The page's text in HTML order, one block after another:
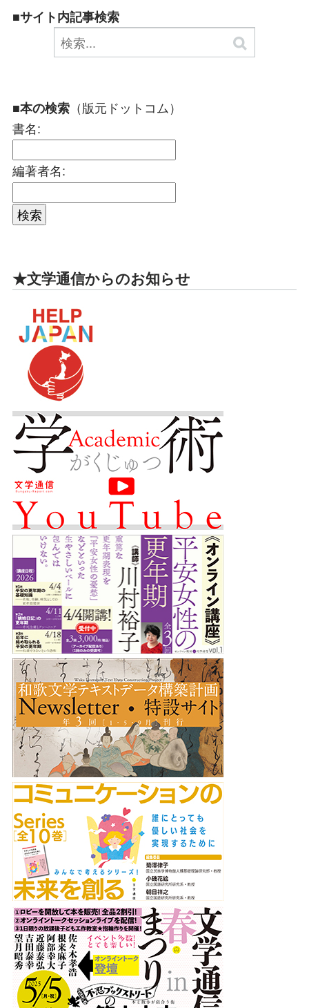
■サイト内記事検索
■本の検索 （版元ドットコム）
書名:
編著者名:
★文学通信からのお知らせ